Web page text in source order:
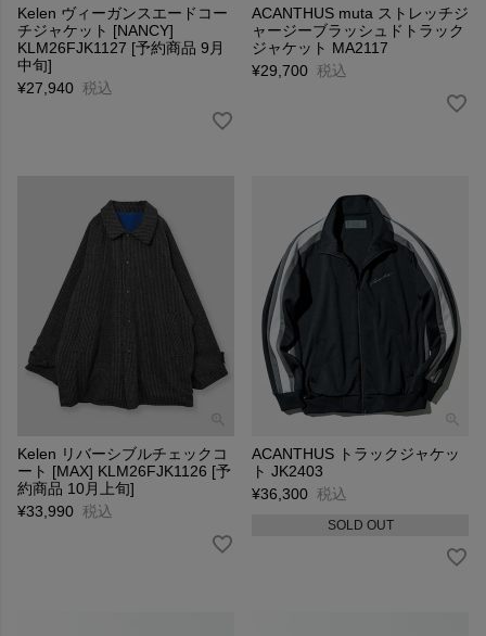
Kelen ヴィーガンスエードコー
チジャケット [NANCY]
KLM26FJK1127 [予約商品 9月
中旬]
¥27,940 税込
ACANTHUS muta ストレッチジ
ャージーブラッシュドトラック
ジャケット MA2117
¥29,700 税込
Kelen リバーシブルチェックコ
ート [MAX] KLM26FJK1126 [予
約商品 10月上旬]
¥33,990 税込
ACANTHUS トラックジャケッ
ト JK2403
¥36,300 税込
SOLD OUT